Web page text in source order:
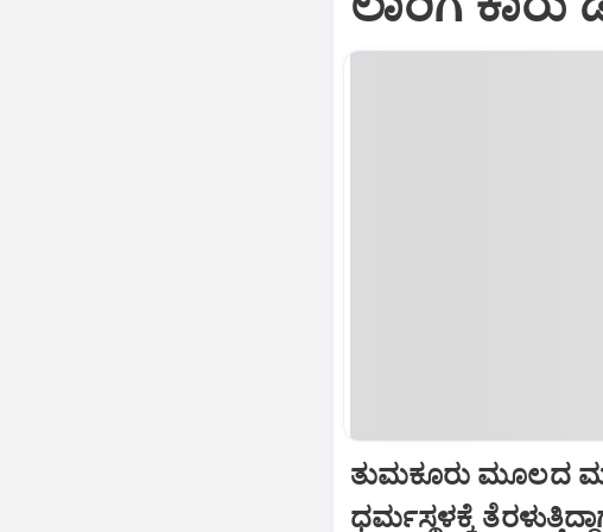
ತುಮಕೂರು ಮೂಲದ
ಧರ್ಮಸ್ಥಳಕ್ಕೆ